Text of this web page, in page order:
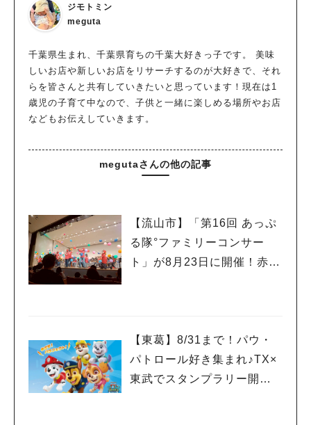
ジモトミン
meguta
千葉県生まれ、千葉県育ちの千葉大好きっ子です。 美味
しいお店や新しいお店をリサーチするのが大好きで、それ
らを皆さんと共有していきたいと思っています！現在は1
歳児の子育て中なので、子供と一緒に楽しめる場所やお店
などもお伝えしていきます。
megutaさんの他の記事
【流山市】「第16回 あっぷ
る隊°ファミリーコンサー
ト」が8月23日に開催！赤ち
【東葛】8/31まで！パウ・
パトロール好き集まれ♪TX×
東武でスタンプラリー開